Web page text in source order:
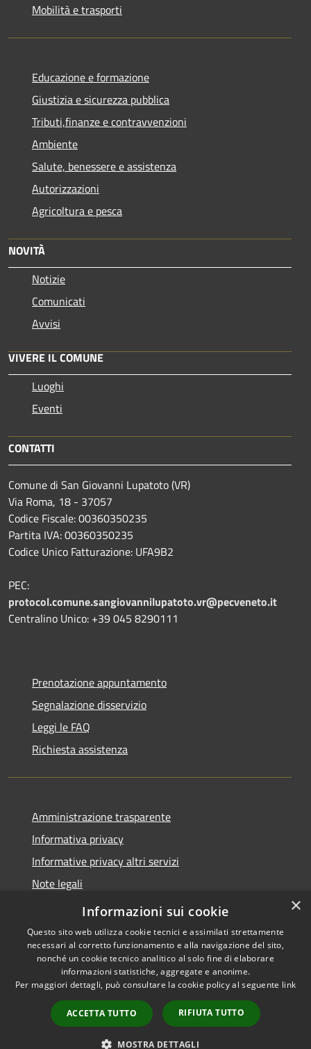
Mobilità e trasporti
Educazione e formazione
Giustizia e sicurezza pubblica
Tributi,finanze e contravvenzioni
Ambiente
Salute, benessere e assistenza
Autorizzazioni
Agricoltura e pesca
NOVITÀ
Notizie
Comunicati
Avvisi
VIVERE IL COMUNE
Luoghi
Eventi
CONTATTI
Comune di San Giovanni Lupatoto (VR)
Via Roma, 18 - 37057
Codice Fiscale: 00360350235
Partita IVA: 00360350235
Codice Unico Fatturazione: UFA9B2
PEC:
protocol.comune.sangiovannilupatoto.vr@pecveneto.it
Centralino Unico: +39 045 8290111
Prenotazione appuntamento
Segnalazione disservizio
Leggi le FAQ
Richiesta assistenza
Amministrazione trasparente
Informativa privacy
Informative privacy altri servizi
Note legali
Dichiarazione di accessibilità
Accessibilità
Copyright © 2026 • Comune di
San Giovanni Lupatoto •
Powered byMunicipium
Accesso redazione
×
Informazioni sui cookie
Questo sito web utilizza cookie tecnici e assimilati strettamente
necessari al corretto funzionamento e alla navigazione del sito,
nonché un cookie tecnico analitico al solo fine di elaborare
informazioni statistiche, aggregate e anonime.
Per maggiori dettagli, può consultare la cookie policy al seguente link
ACCETTA TUTTO RIFIUTA TUTTO
MOSTRA DETTAGLI